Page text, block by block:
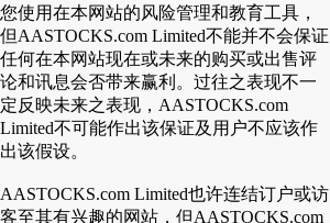
您使用在本网站的风险管理和教育工具，
但AASTOCKS.com Limited不能并不会保证
任何在本网站现在或未来的购买或出售评
论和讯息会否带来赢利。过往之表现不一
定反映未来之表现，AASTOCKS.com
Limited不可能作出该保证及用户不应该作
出该假设。
AASTOCKS.com Limited也许连结订户或访
客至其有兴趣的网站，但AASTOCKS.com